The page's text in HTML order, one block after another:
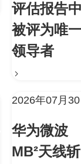
评估报告中
被评为唯
领导者
2026年07月30
华为微波
MB²天线斩